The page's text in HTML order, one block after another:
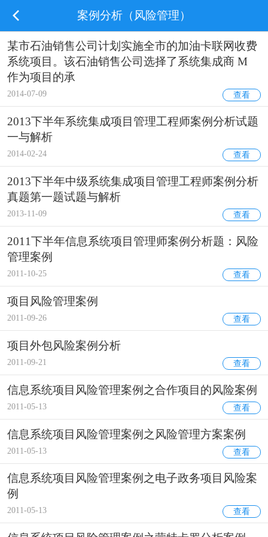
案例分析（风险管理）
某市石油销售公司计划实施全市的加油卡联网收费
系统项目。该石油销售公司选择了系统集成商 M
作为项目的承
2014-07-09 查看
2013下半年系统集成项目管理工程师案例分析试题
一与解析
2014-02-24 查看
2013下半年中级系统集成项目管理工程师案例分析
真题第一题试题与解析
2013-11-09 查看
2011下半年信息系统项目管理师案例分析题：风险
管理案例
2011-10-25 查看
项目风险管理案例
2011-09-26 查看
项目外包风险案例分析
2011-09-21 查看
信息系统项目风险管理案例之合作项目的风险案例
2011-05-13 查看
信息系统项目风险管理案例之风险管理方案案例
2011-05-13 查看
信息系统项目风险管理案例之电子政务项目风险案
例
2011-05-13 查看